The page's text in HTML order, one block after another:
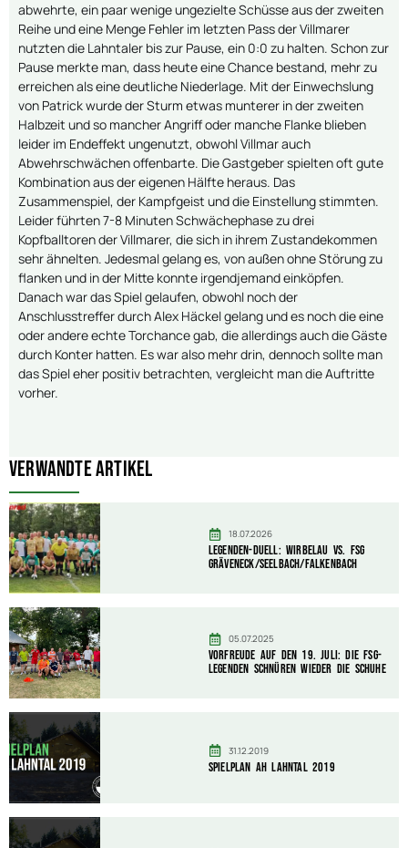
abwehrte, ein paar wenige ungezielte Schüsse aus der zweiten
Reihe und eine Menge Fehler im letzten Pass der Villmarer
nutzten die Lahntaler bis zur Pause, ein 0:0 zu halten. Schon zur
Pause merkte man, dass heute eine Chance bestand, mehr zu
erreichen als eine deutliche Niederlage. Mit der Einwechslung
von Patrick wurde der Sturm etwas munterer in der zweiten
Halbzeit und so mancher Angriff oder manche Flanke blieben
leider im Endeffekt ungenutzt, obwohl Villmar auch
Abwehrschwächen offenbarte. Die Gastgeber spielten oft gute
Kombination aus der eigenen Hälfte heraus. Das
Zusammenspiel, der Kampfgeist und die Einstellung stimmten.
Leider führten 7-8 Minuten Schwächephase zu drei
Kopfballtoren der Villmarer, die sich in ihrem Zustandekommen
sehr ähnelten. Jedesmal gelang es, von außen ohne Störung zu
flanken und in der Mitte konnte irgendjemand einköpfen.
Danach war das Spiel gelaufen, obwohl noch der
Anschlusstreffer durch Alex Häckel gelang und es noch die eine
oder andere echte Torchance gab, die allerdings auch die Gäste
durch Konter hatten. Es war also mehr drin, dennoch sollte man
das Spiel eher positiv betrachten, vergleicht man die Auftritte
vorher.
Verwandte Artikel
18.07.2026
Legenden-Duell: Wirbelau vs. FSG
Gräveneck/Seelbach/Falkenbach
05.07.2025
Vorfreude auf den 19. Juli: Die FSG-
Legenden schnüren wieder die Schuhe
31.12.2019
Spielplan AH Lahntal 2019